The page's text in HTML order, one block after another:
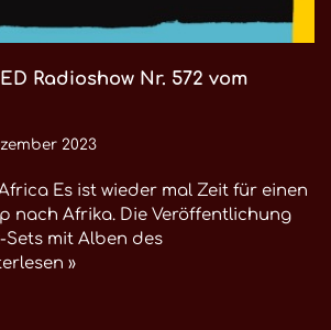
Radioshow Nr. 572 vom
2023
Es ist wieder mal Zeit für einen
nach Afrika. Die Veröffentlichung
Sets mit Alben des
»